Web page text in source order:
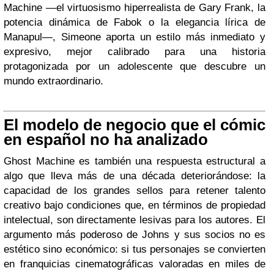
Machine —el virtuosismo hiperrealista de Gary Frank, la
potencia dinámica de Fabok o la elegancia lírica de
Manapul—, Simeone aporta un estilo más inmediato y
expresivo, mejor calibrado para una historia
protagonizada por un adolescente que descubre un
mundo extraordinario.
El modelo de negocio que el cómic
en español no ha analizado
Ghost Machine es también una respuesta estructural a
algo que lleva más de una década deteriorándose: la
capacidad de los grandes sellos para retener talento
creativo bajo condiciones que, en términos de propiedad
intelectual, son directamente lesivas para los autores. El
argumento más poderoso de Johns y sus socios no es
estético sino económico: si tus personajes se convierten
en franquicias cinematográficas valoradas en miles de